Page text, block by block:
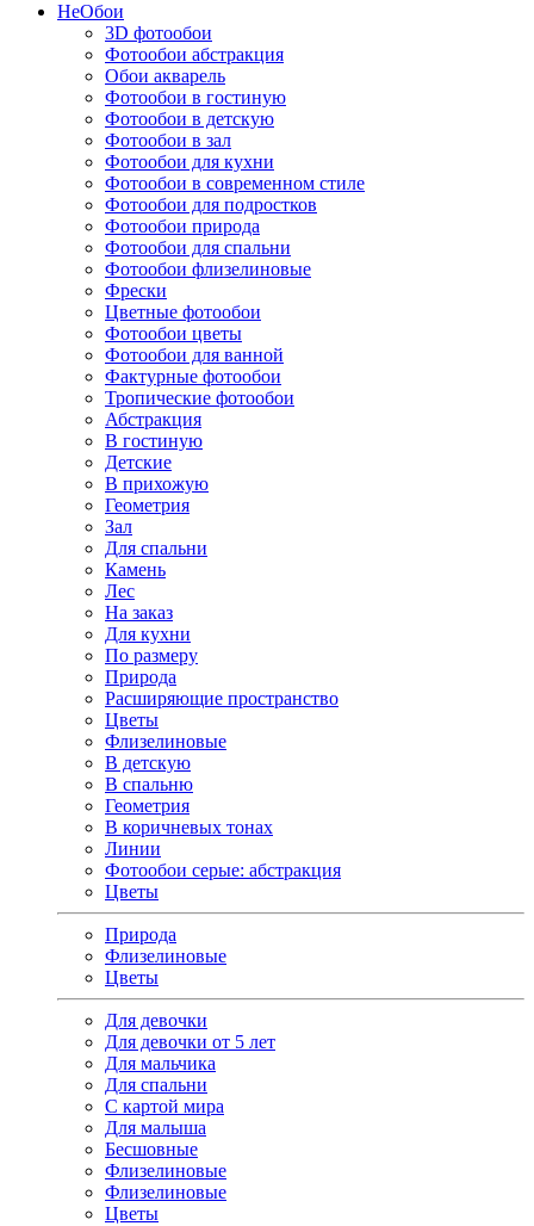
НеОбои
3D фотообои
Фотообои абстракция
Обои акварель
Фотообои в гостиную
Фотообои в детскую
Фотообои в зал
Фотообои для кухни
Фотообои в современном стиле
Фотообои для подростков
Фотообои природа
Фотообои для спальни
Фотообои флизелиновые
Фрески
Цветные фотообои
Фотообои цветы
Фотообои для ванной
Фактурные фотообои
Тропические фотообои
Абстракция
В гостиную
Детские
В прихожую
Геометрия
Зал
Для спальни
Камень
Лес
На заказ
Для кухни
По размеру
Природа
Расширяющие пространство
Цветы
Флизелиновые
В детскую
В спальню
Геометрия
В коричневых тонах
Линии
Фотообои серые: абстракция
Цветы
Природа
Флизелиновые
Цветы
Для девочки
Для девочки от 5 лет
Для мальчика
Для спальни
С картой мира
Для малыша
Бесшовные
Флизелиновые
Флизелиновые
Цветы